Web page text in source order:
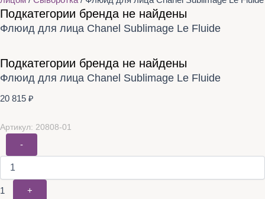
Подкатегории бренда не найдены
Флюид для лица Chanel Sublimage Le Fluide
Подкатегории бренда не найдены
Флюид для лица Chanel Sublimage Le Fluide
20 815 ₽
Артикул: 20808-01
-
1 +